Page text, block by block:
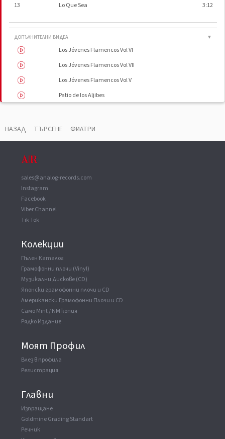
13
Lo Que Sea 3:12
ДОПЪЛНИТЕЛНИ ВИДЕА ▼
Los Jóvenes Flamencos Vol VI
Los Jóvenes Flamencos Vol VII
Los Jóvenes Flamencos Vol V
Patio de los Aljibes
НАЗАД ТЪРСЕНЕ ФИЛТРИ
sales@analog-records.com
Instagram
Facebook
Viber Channel
Tik Tok
Колекции
Пълен Каталог
Грамофонни плочи (Vinyl)
Музикални Дискове (CD)
Японски грамофонни плочи и CD
Американски Грамофонни Плочи и CD
Само Mint / NM копия
Рядко Издание
Моят Профил
Влез в профила
Регистрация
Главни
Изпращане
Goldmine Grading Standart
Речник